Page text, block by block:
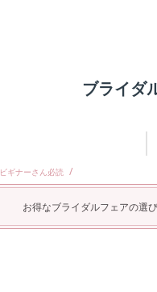
ブライダ
ビギナーさん必読 /
お得なブライダルフェアの選